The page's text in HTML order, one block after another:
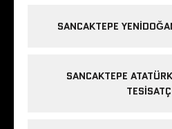
SANCAKTEPE
SANCAKTEPE